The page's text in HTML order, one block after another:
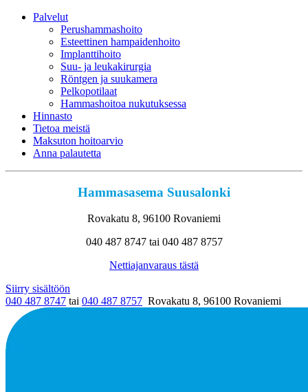
Palvelut
Perushammashoito
Esteettinen hampaidenhoito
Implanttihoito
Suu- ja leukakirurgia
Röntgen ja suukamera
Pelkopotilaat
Hammashoitoa nukutuksessa
Hinnasto
Tietoa meistä
Maksuton hoitoarvio
Anna palautetta
Hammasasema Suusalonki
Rovakatu 8, 96100 Rovaniemi
040 487 8747 tai 040 487 8757
Nettiajanvaraus tästä
Siirry sisältöön
040 487 8747 tai 040 487 8757 Rovakatu 8, 96100 Rovaniemi